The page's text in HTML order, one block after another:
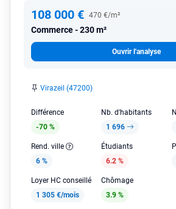
108 000 € 470 €/m²
Commerce 230 m²
Ouvrir l'analyse
Virazeil (47200)
Différence
-70 %
Nb. d'habitants
1 696
Rend. ville
6 %
Étudiants
6.2 %
Loyer HC conseillé
1 305 €/mois
Chômage
3.9 %